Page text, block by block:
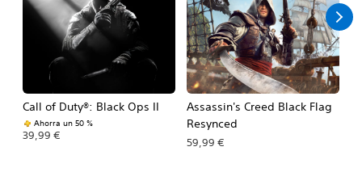
Call of Duty®: Black Ops II
Ahorra un 50 %
39,99 €
Assassin's Creed Black Flag
Resynced
59,99 €